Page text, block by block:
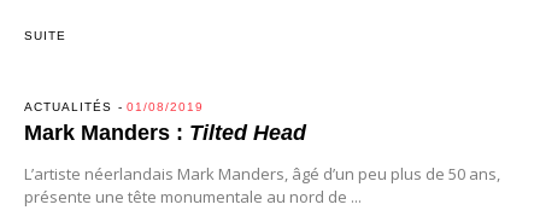
SUITE
ACTUALITÉS 01/08/2019
Mark Manders : Tilted Head
L’artiste néerlandais Mark Manders, âgé d’un peu plus de 50 ans,
présente une tête monumentale au nord de ...